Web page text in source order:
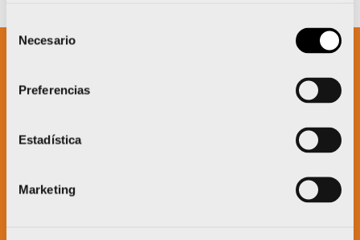
Selección
Necesario
Preferencias
Estadística
Marketing